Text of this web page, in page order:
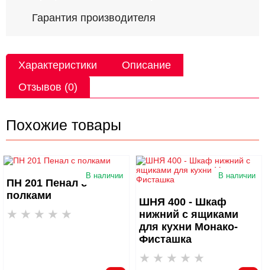
Гарантия производителя
Характеристики
Описание
Отзывов (0)
Похожие товары
В наличии
ПН 201 Пенал с
полками
В наличии
ШНЯ 400 - Шкаф
нижний с ящиками
для кухни Монако-
Фисташка